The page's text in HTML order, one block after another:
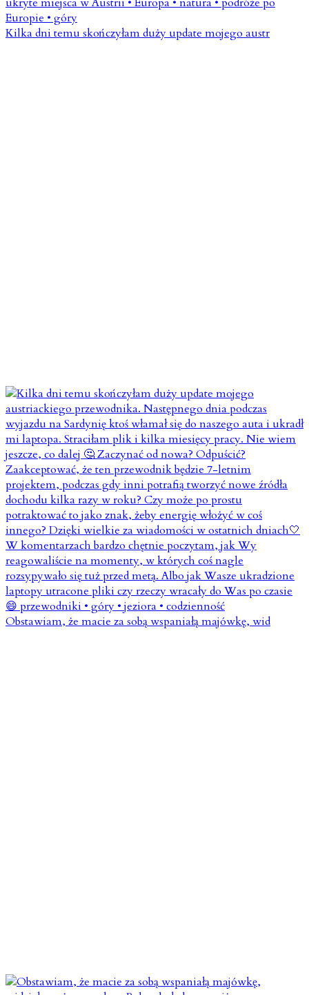
Kilka dni temu skończyłam duży update mojego austr
Obstawiam, że macie za sobą wspaniałą majówkę, wid